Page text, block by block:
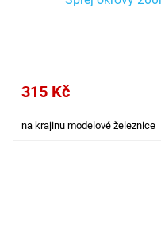
315 Kč
na krajinu modelové železnice